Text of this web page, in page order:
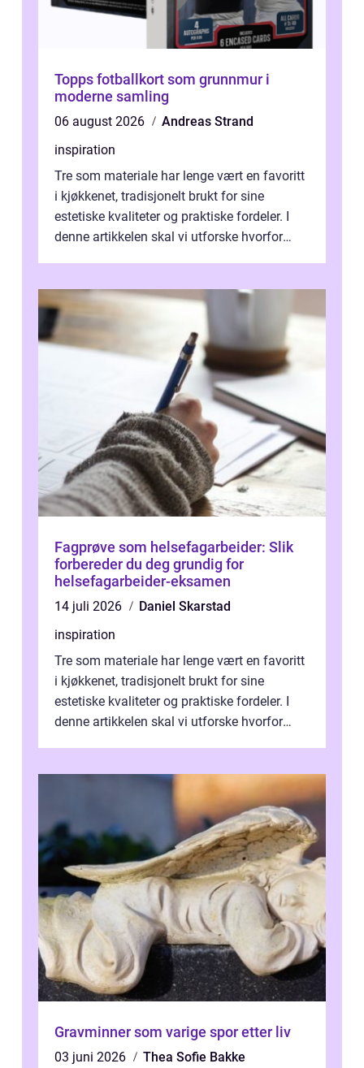
Topps fotballkort som grunnmur i
moderne samling
06 august 2026
Andreas Strand
inspiration
Tre som materiale har lenge vært en favoritt
i kjøkkenet, tradisjonelt brukt for sine
estetiske kvaliteter og praktiske fordeler. I
denne artikkelen skal vi utforske hvorfor
Fagprøve som helsefagarbeider: Slik
forbereder du deg grundig for
helsefagarbeider-eksamen
14 juli 2026
Daniel Skarstad
inspiration
Tre som materiale har lenge vært en favoritt
i kjøkkenet, tradisjonelt brukt for sine
estetiske kvaliteter og praktiske fordeler. I
denne artikkelen skal vi utforske hvorfor
Gravminner som varige spor etter liv
03 juni 2026
Thea Sofie Bakke